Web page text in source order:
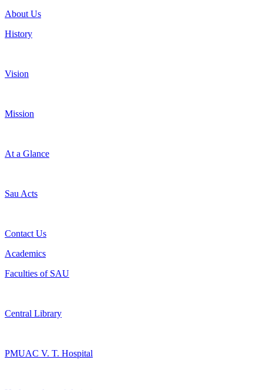
About Us
History
Vision
Mission
At a Glance
Sau Acts
Contact Us
Academics
Faculties of SAU
Central Library
PMUAC V. T. Hospital